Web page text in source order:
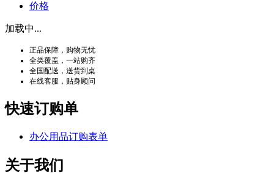
价格
加载中...
正品保障，购物无忧
全类覆盖，一站购齐
全国配送，送货到桌
在线客服，贴身顾问
快速订购单
办公用品订购表单
关于我们